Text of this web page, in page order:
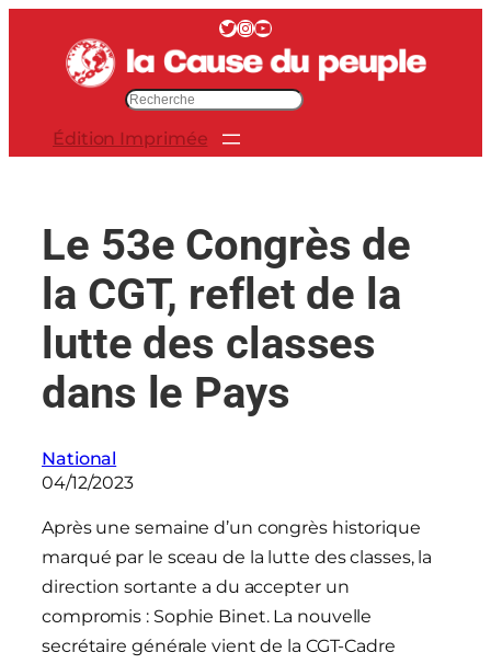
contenu
Twitter InstagramYouTube
r
Édition Imprimée
Le 53e Congrès de
la CGT, reflet de la
lutte des classes
dans le Pays
National
04/12/2023
Après une semaine d’un congrès historique
marqué par le sceau de la lutte des classes, la
direction sortante a du accepter un
compromis : Sophie Binet. La nouvelle
secrétaire générale vient de la CGT-Cadre